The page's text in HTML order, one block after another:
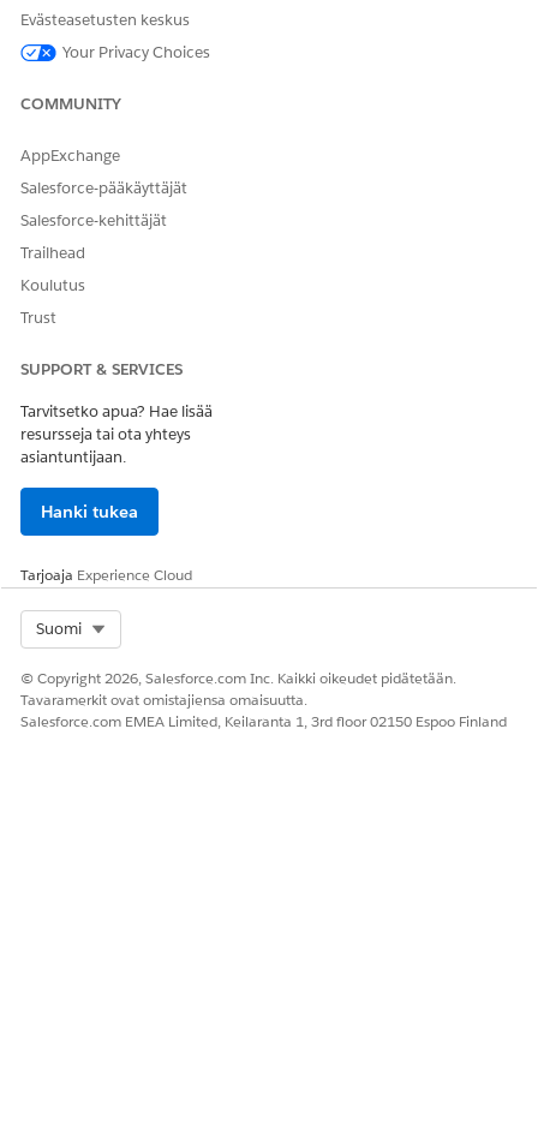
Viitetyön tyyppi
Suorittaako tämä toiminto
kehotteen mallin?
Pakollinen määritystoiminto
Evästeasetusten keskus
Your Privacy Choices
COMMUNITY
AppExchange
Salesforce-pääkäyttäjät
Salesforce-kehittäjät
Trailhead
Koulutus
Trust
SUPPORT & SERVICES
Tarvitsetko apua? Hae lisää
resursseja tai ota yhteys
asiantuntijaan.
Hanki tukea
Tarjoaja Experience Cloud
Suomi
© Copyright 2026, Salesforce.com Inc. Kaikki oikeudet pidätetään.
Tavaramerkit ovat omistajiensa omaisuutta.
Salesforce.com EMEA Limited, Keilaranta 1, 3rd floor 02150 Espoo Finland